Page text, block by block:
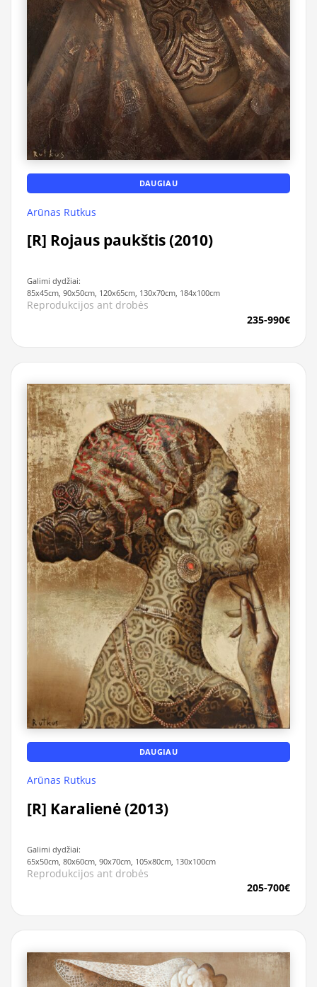
DAUGIAU
Arūnas Rutkus
[R] Rojaus paukštis (2010)
Galimi dydžiai:
85x45cm, 90x50cm, 120x65cm, 130x70cm, 184x100cm
Reprodukcijos ant drobės
235-990€
DAUGIAU
Arūnas Rutkus
[R] Karalienė (2013)
Galimi dydžiai:
65x50cm, 80x60cm, 90x70cm, 105x80cm, 130x100cm
Reprodukcijos ant drobės
205-700€